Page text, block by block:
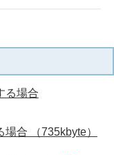
る場合
合 （735kbyte）